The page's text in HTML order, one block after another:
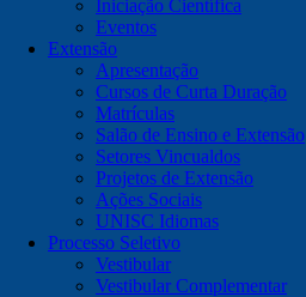
Iniciação Científica
Eventos
Extensão
Apresentação
Cursos de Curta Duração
Matrículas
Salão de Ensino e Extensão
Setores Vincualdos
Projetos de Extensão
Ações Sociais
UNISC Idiomas
Processo Seletivo
Vestibular
Vestibular Complementar